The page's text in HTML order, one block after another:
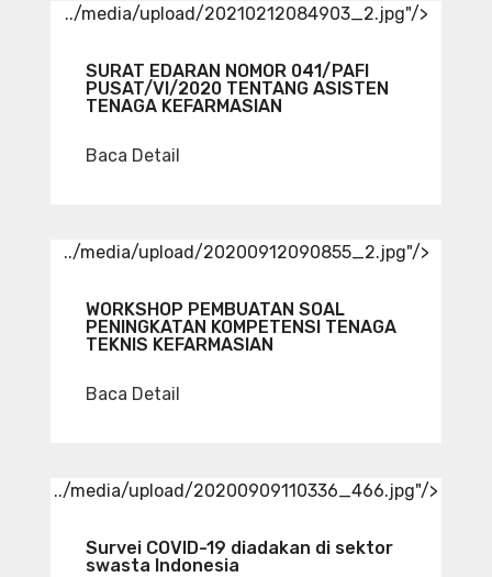
../media/upload/20210212084903_2.jpg"/>
SURAT EDARAN NOMOR 041/PAFI
PUSAT/VI/2020 TENTANG ASISTEN
TENAGA KEFARMASIAN
Baca Detail
../media/upload/20200912090855_2.jpg"/>
WORKSHOP PEMBUATAN SOAL
PENINGKATAN KOMPETENSI TENAGA
TEKNIS KEFARMASIAN
Baca Detail
../media/upload/20200909110336_466.jpg"/>
Survei COVID-19 diadakan di sektor
swasta Indonesia